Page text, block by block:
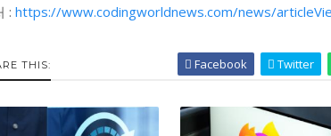
: https://www.codingworldnews.com/news/
THIS: Facebook Twitter